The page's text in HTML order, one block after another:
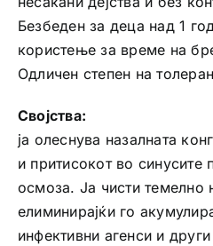
Безбеден за деца над 1
користење за време на
Одличен степен на
Својства:
ја олеснува назалната
и притисокот во синусите
осмоза. Ја чисти темелно
елиминирајќи го
инфективни агенси и